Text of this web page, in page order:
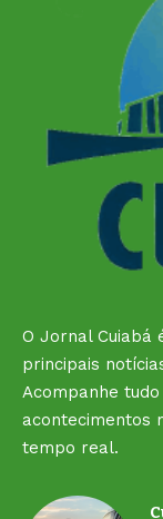
O Jornal Cuiabá
principais
Acompanhe
acontecimentos
tempo real.